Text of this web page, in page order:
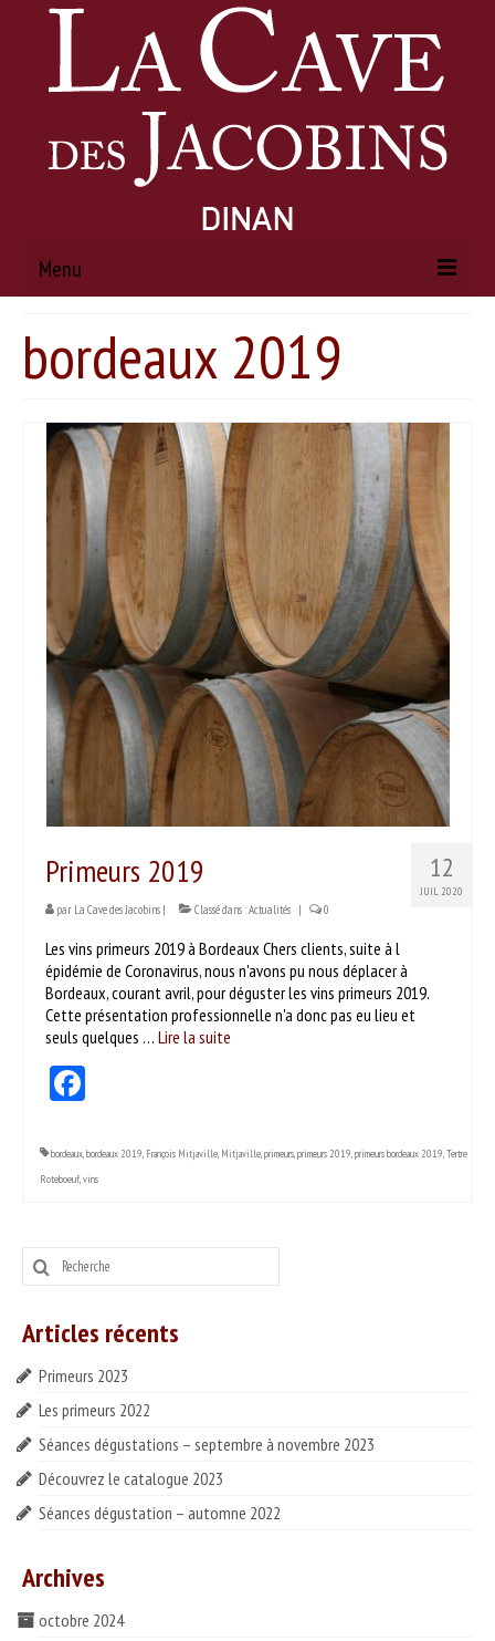
Menu
À PROPOS
Histoire
Actualités
PRODUITS
Nos vins
Nos bières & cidres
Nos spiritueux
Autres produits
SERVICES
DÉGUSTER
Séances dégustation
Nos partenaires
Idées recettes
CONTACT
ESPACE PROS
Catalogue pro cadeaux fin d’année
bordeaux 2019
12
JUIL 2020
Primeurs 2019
par La Cave des Jacobins | Classé dans :Actualités | 0
Les vins primeurs 2019 à Bordeaux Chers clients, suite à l
épidémie de Coronavirus, nous n'avons pu nous déplacer à
Bordeaux, courant avril, pour déguster les vins primeurs 2019.
Cette présentation professionnelle n'a donc pas eu lieu et
seuls quelques … Lire la suite­­
bordeaux,bordeaux 2019, François Mitjaville, Mitjaville,primeurs,primeurs 2019,primeurs bordeaux 2019,Tertre
Roteboeuf,vins
Rechercher
:
Articles récents
Primeurs 2023
Les primeurs 2022
Séances dégustations – septembre à novembre 2023
Découvrez le catalogue 2023
Séances dégustation – automne 2022
Archives
octobre 2024